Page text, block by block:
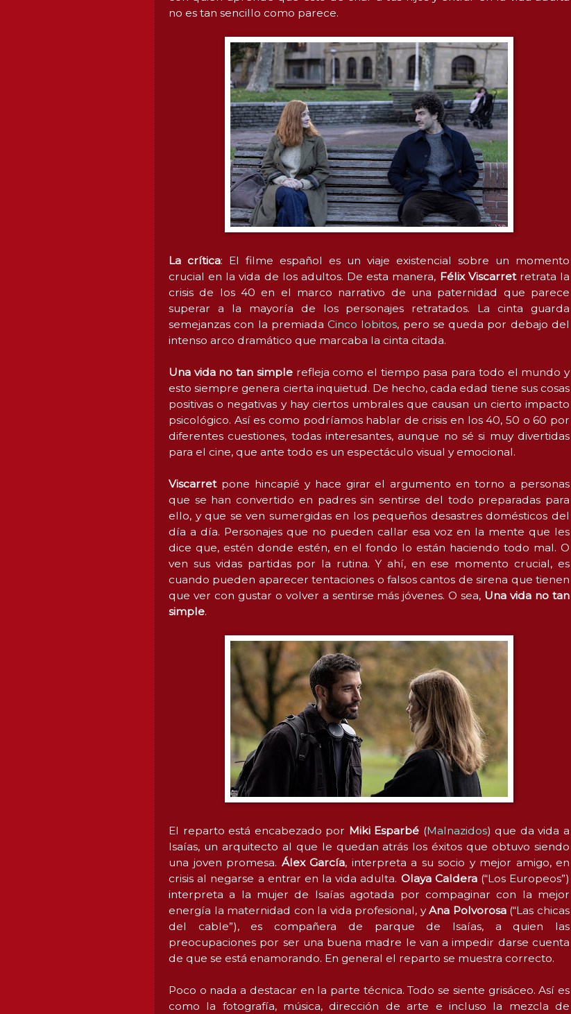
no es tan sencillo como parece.
La crítica: El filme español es un viaje existencial sobre un momento
crucial en la vida de los adultos. De esta manera, Félix Viscarretretrata la
crisis de los 40 en el marco narrativo de una paternidad que parece
superar a la mayoría de los personajes retratados. La cinta guarda
semejanzas con la premiadaCinco lobitos, pero se queda por debajo del
intenso arco dramático que marcaba la cinta citada.
Una vida no tan simplerefleja como el tiempo pasa para todo el mundo y
esto siempre genera cierta inquietud. De hecho, cada edad tiene sus cosas
positivas o negativas y hay ciertos umbrales que causan un cierto impacto
psicológico. Así es como podríamos hablar de crisis en los 40, 50 o 60 por
diferentes cuestiones, todas interesantes, aunque no sé si muy divertidas
para el cine, que ante todo es un espectáculo visual y emocional.
Viscarretpone hincapié y hace girar el argumento en torno a personas
que se han convertido en padres sin sentirse del todo preparadas para
ello, y que se ven sumergidas en los pequeños desastres domésticos del
día a día. Personajes que no pueden callar esa voz en la mente que les
dice que, estén donde estén, en el fondo lo están haciendo todo mal. O
ven sus vidas partidas por la rutina. Y ahí, en ese momento crucial, es
cuando pueden aparecer tentaciones o falsos cantos de sirena que tienen
que ver con gustar o volver a sentirse más jóvenes. O sea, Una vida no tan
simple.
El reparto está encabezado por Miki Esparbé (Malnazidos) que da vida a
Isaías, un arquitecto al que le quedan atrás los éxitos que obtuvo siendo
una joven promesa. Álex García, interpreta a su socio y mejor amigo, en
crisis al negarse a entrar en la vida adulta. Olaya Caldera(“Los Europeos”)
interpreta a la mujer de Isaías agotada por compaginar con la mejor
energía la maternidad con la vida profesional, yAna Polvorosa(“Las chicas
del cable”), es compañera de parque de Isaías, a quien las
preocupaciones por ser una buena madre le van a impedir darse cuenta
de que se está enamorando. En general el reparto se muestra correcto.
Poco o nada a destacar en la parte técnica. Todo se siente grisáceo. Así es
como la fotografía, música, dirección de arte e incluso la mezcla de